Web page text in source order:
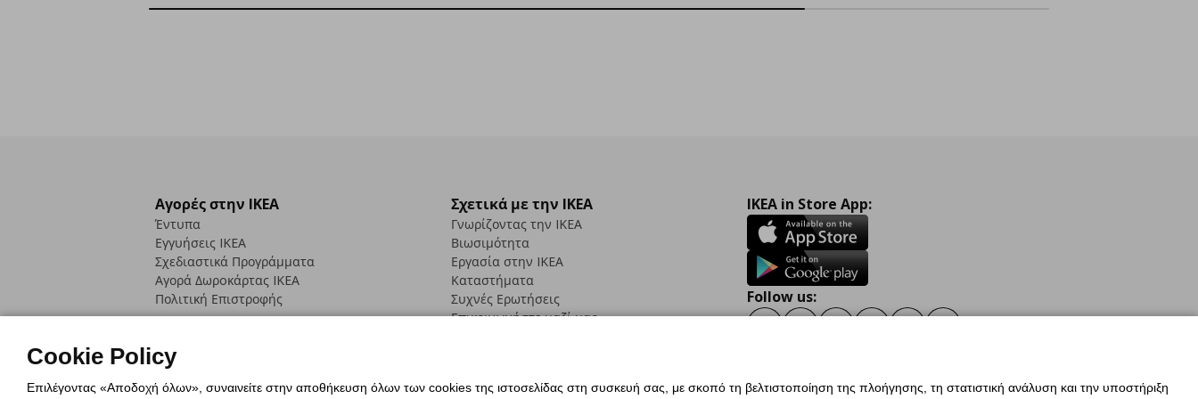
Αγορές στην IKEA
Έντυπα
Εγγυήσεις IKEA
Σχεδιαστικά Προγράμματα
Αγορά Δωρoκάρτας IKEA
Πολιτική Επιστροφής
Σχετικά με την IKEA
Γνωρίζοντας την IKEA
Βιωσιμότητα
Εργασία στην IKEA
Καταστήματα
Συχνές Ερωτήσεις
Επικοινωνήστε μαζί μας
IKEA in Store App:
Follow us:
Cookie Policy
Επιλέγοντας «Αποδοχή όλων», συναινείτε στην αποθήκευση όλων των cookies της ιστοσελίδας στη συσκευή σας, με σκοπό τη βελτιστοποίηση της πλοήγησης, τη στατιστική ανάλυση και την υποστήριξη